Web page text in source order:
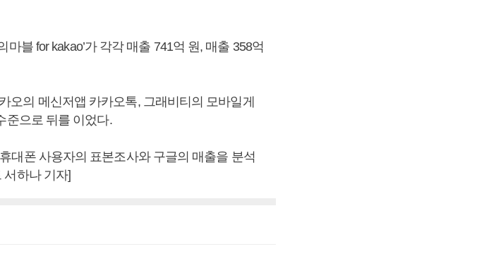
마블 for kakao’가 각각 매출 741억 원, 매출 358억
오의 메신저앱 카카오톡, 그래비티의 모바일게
준으로 뒤를 이었다.
대폰 사용자의 표본조사와 구글의 매출을 분석
서하나 기자]